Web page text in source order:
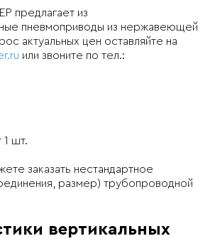
предлагает из
пневмоприводы из нержавеющей
актуальных цен оставляйте на
или звоните по тел.:
1 шт.
заказать нестандартное
размер) трубопроводной
вертикальных